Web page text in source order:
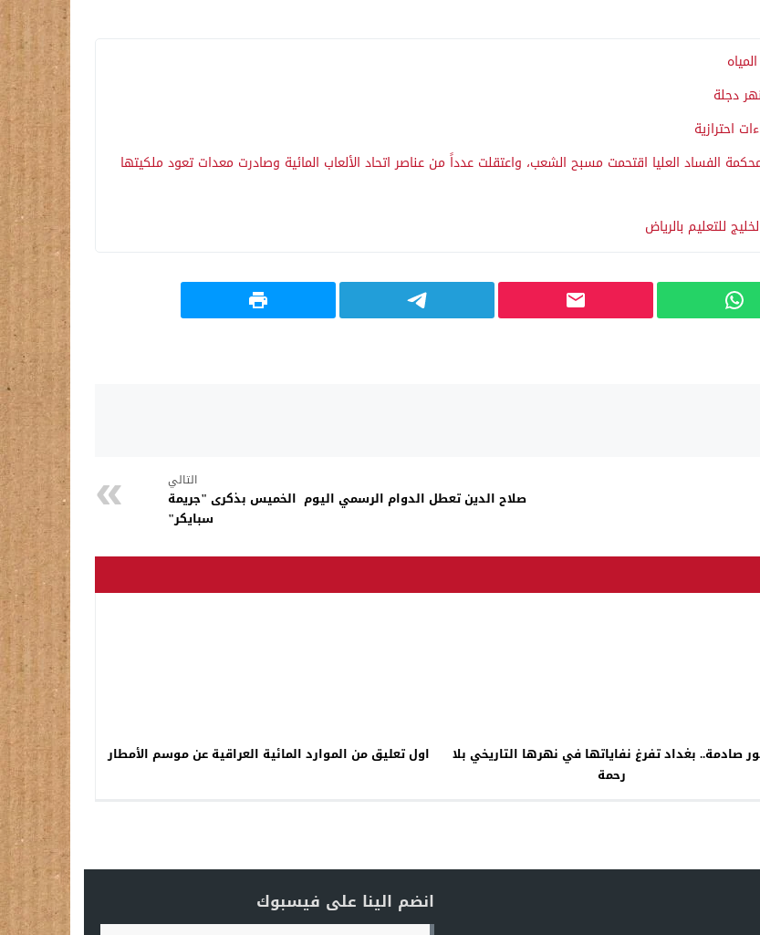
دجلة
احترازية
العليا اقتحمت مسبح الشعب، واعتقلت عدداً من عناصر اتحاد الألعاب المائية وصادرت معدات تعود ملكيتها
للتعليم بالرياض
التالي
صلاح الدين تعطل الدوام الرسمي اليوم الخميس بذكرى "جريمة
سبايكر"
صادمة.. بغداد تفرغ نفاياتها في نهرها التاريخي بلا
رحمة
اول تعليق من الموارد المائية العراقية عن موسم الأمطار
انضم الينا على فيسبوك